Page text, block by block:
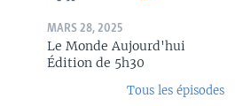
MARS 28, 2025
Le Monde Aujourd'hui
Édition de 5h30
Tous les épisodes